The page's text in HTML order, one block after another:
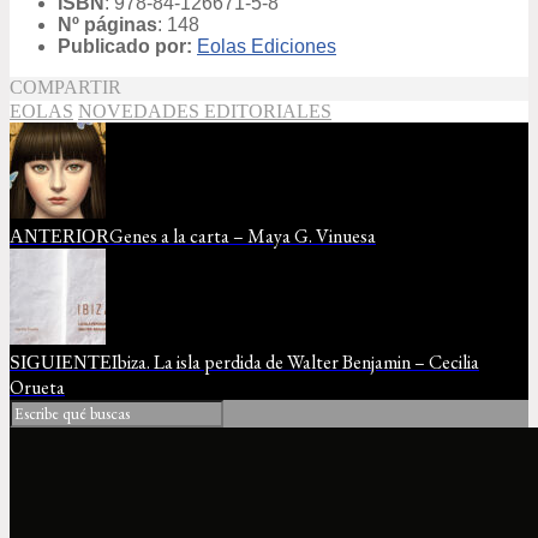
Nº páginas: 148
Publicado por: Eolas Ediciones
COMPARTIR
EOLAS NOVEDADES EDITORIALES
ANTERIORGenes a la carta – Maya G. Vinuesa
SIGUIENTEIbiza. La isla perdida de Walter Benjamin – Cecilia
Orueta